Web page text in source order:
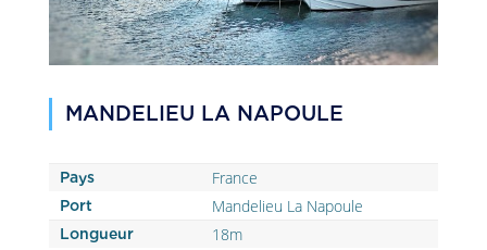
MANDELIEU LA NAPOULE
Pays France
Port Mandelieu La Napoule
Longueur 18m